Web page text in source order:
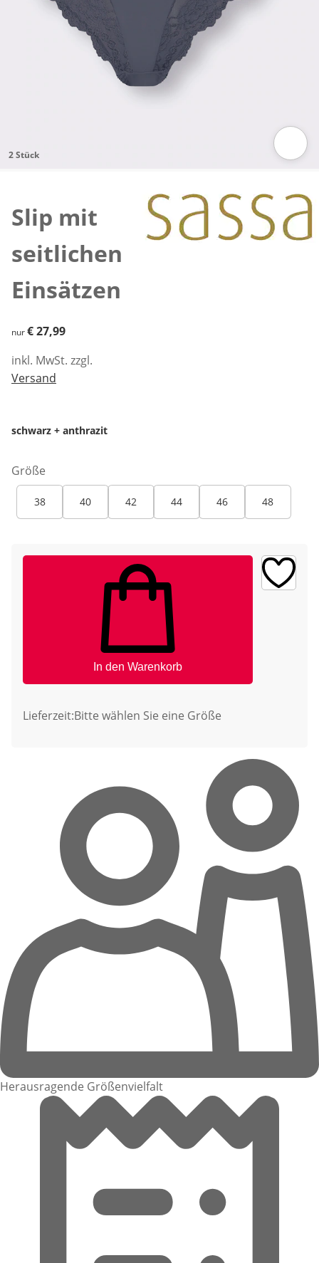
2 Stück
Slip mit
seitlichen
Einsätzen
€ 27,99
nur€ 27,99
inkl. MwSt. zzgl.
Versand
schwarz + anthrazit
Größe
38 40 42 44 46 48
In den Warenkorb
Lieferzeit:Bitte wählen Sie eine Größe
Herausragende Größenvielfalt